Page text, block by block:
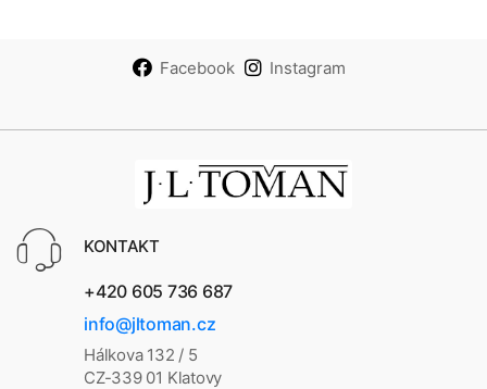
Facebook Instagram
KONTAKT
+420 605 736 687
info@jltoman.cz
Hálkova 132 / 5
CZ-339 01 Klatovy